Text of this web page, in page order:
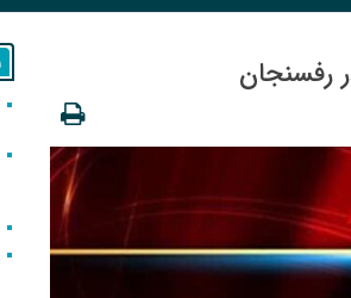
رفسنجان